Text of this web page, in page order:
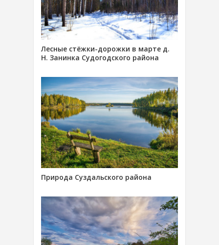
Лесные стёжки-дорожки в марте д.
Н. Занинка Судогодского района
Природа Суздальского района